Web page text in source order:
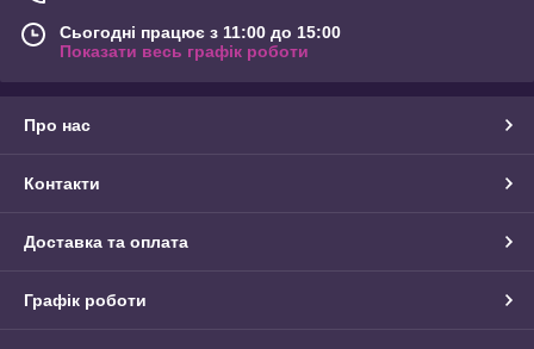
Сьогодні працює з 11:00 до 15:00
Показати весь графік роботи
Про нас
Контакти
Доставка та оплата
Графік роботи